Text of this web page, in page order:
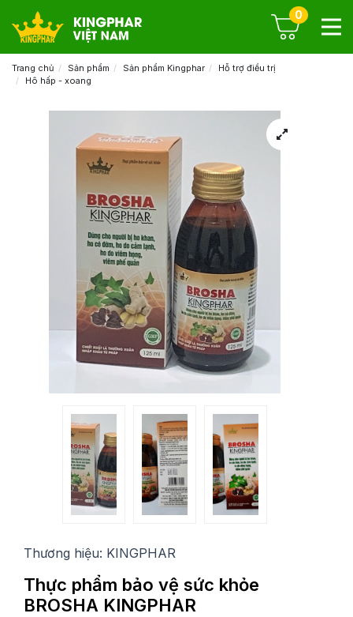
0
Trang chủ Sản phẩm Sản phẩm Kingphar
Hỗ trợ điều trị
Hô hấp - xoang
Thương hiệu: KINGPHAR
Thực phẩm bảo vệ sức khỏe
BROSHA KINGPHAR